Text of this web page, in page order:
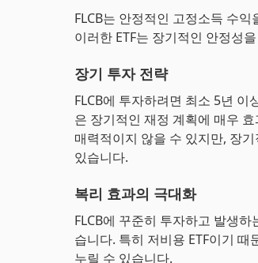
FLCB는 안정적인 고정소득 수
이러한 ETF는 장기적인 안정성
장기 투자 전략
FLCB에 투자하려면 최소 5년
은 장기적인 재정 계획에 매우
매력적이지 않을 수 있지만, 장
있습니다.
복리 효과의 극대화
FLCB에 꾸준히 투자하고 발생
습니다. 특히 저비용 ETF이기
누릴 수 있습니다.